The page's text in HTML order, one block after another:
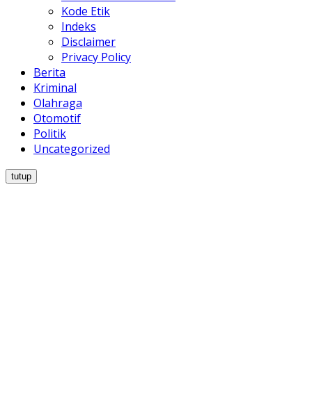
Kode Etik
Indeks
Disclaimer
Privacy Policy
Berita
Kriminal
Olahraga
Otomotif
Politik
Uncategorized
tutup